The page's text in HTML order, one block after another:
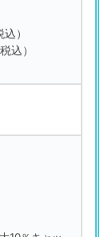
）
込）